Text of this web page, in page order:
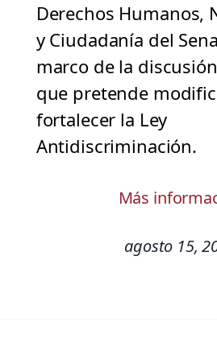
Derechos Humanos,
y Ciudadanía del
marco de la
que pretende
fortalecer la Ley
Antidiscriminación.
Más
agosto 15,